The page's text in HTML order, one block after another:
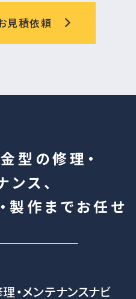
見積依頼
型の修理・
ンス、
製作まで お任せ